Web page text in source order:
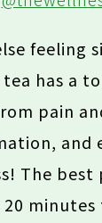
feeling
tea has a
pain
and
The
minutes